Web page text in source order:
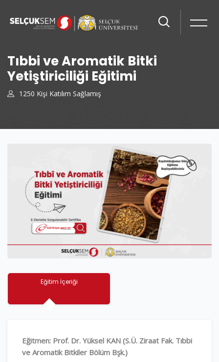
Tıbbi ve Aromatik Bitki
Yetiştiriciliği Eğitimi
1250 Kişi Katılım Sağlamış
Eğitim İçeriği
Eğitmen: Prof. Dr. Yüksel KAN (S.Ü. Ziraat Fak. Tıbbi
ve Aromatik Bitkiler Bölüm Bşk.)